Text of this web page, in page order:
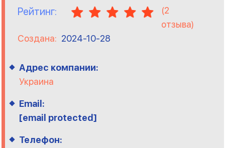
Рейтинг: (2
отзыва)
Создана: 2024-10-28
Адрес компании:
Украина
Email:
[email protected]
Телефон: